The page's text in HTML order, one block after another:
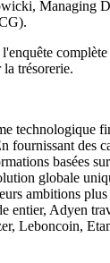
Managing
l'enquête
technologique
fournissant des
basées
globale
ambitions
entier, Adyen
Leboncoin,